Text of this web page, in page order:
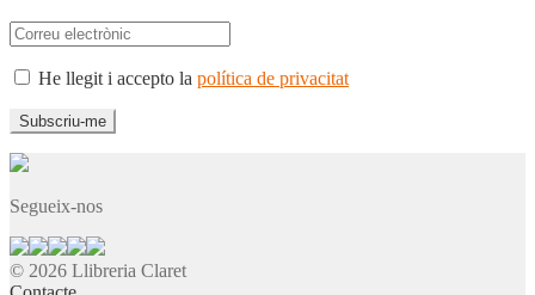
He llegit i accepto la política de privacitat
Segueix-nos
© 2026 Llibreria Claret